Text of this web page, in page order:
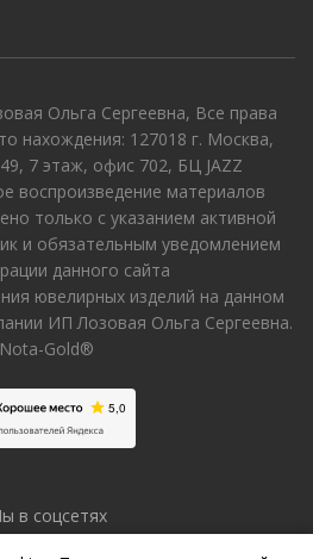
Ольга Сергеевна, Все права
нахождения: 127018 г. Москва,
7 этаж, офис 702, БЦ JAZZ
воспроизведение материалов
только с указанием активной
и обязательным уведомлением
данного сайта
ювелирных изделий на данном
ИП Лозовая Ольга Сергеевна.
Nota-Gold®
в соцсетях